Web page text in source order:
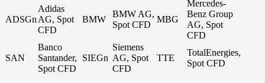
ADSGn
Adidas
AG, Spot
CFD
BMW
BMW AG,
Spot CFD
MBG
Mercedes-
Benz Group
AG, Spot
CFD
SAN
Banco
Santander,
Spot CFD
SIEGn
Siemens
AG, Spot
CFD
TTE
TotalEnergies,
Spot CFD